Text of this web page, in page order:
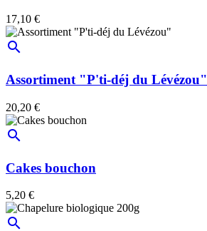
17,10 €
search
Assortiment "P'ti-déj du Lévézou"
20,20 €
search
Cakes bouchon
5,20 €
search